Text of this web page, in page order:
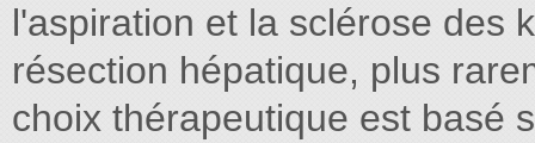
l'aspiration et la sclérose des
résection hépatique, plus
choix thérapeutique est basé